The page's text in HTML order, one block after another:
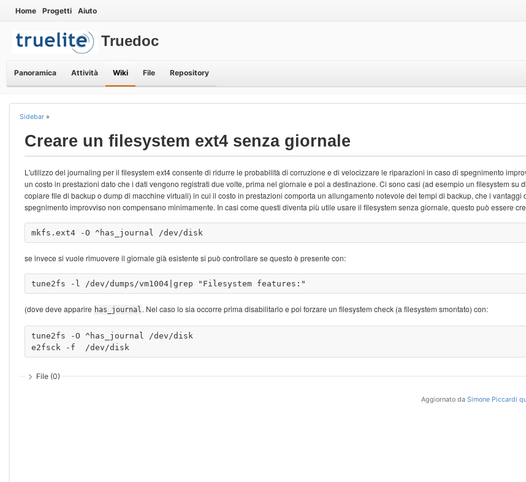
Home Progetti Aiuto
Truedoc
Panoramica Attività Wiki File Repository
Sidebar »
Creare un filesystem ext4 senza giornale
L'utilizzo del journaling per il filesystem ext4 consente di ridurre le probabilità di corruzione e di velocizzare le riparazioni in caso di spegnimento
un costo in prestazioni dato che i dati vengono registrati due volte, prima nel giornale e poi a destinazione. Ci sono casi (ad esempio un filesystem su
copiare file di backup o dump di macchine virtuali) in cui il costo in prestazioni comporta un allungamento notevole dei tempi di backup, che i vantaggi
spegnimento improvviso non compensano minimamente. In casi come questi diventa più utile usare il filesystem senza giornale, questo può essere
se invece si vuole rimuovere il giornale già esistente si può controllare se questo è presente con:
(dove deve apparire has_journal . Nel caso lo sia occorre prima disabilitarlo e poi forzare un filesystem check (a filesystem smontato) con:
tune2fs -O ^has_journal /dev/disk
File (0)
Aggiornato da Simone Piccardi